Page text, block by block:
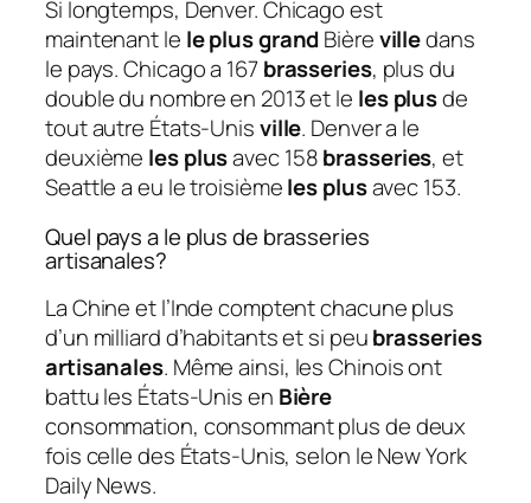
Si longtemps, Denver. Chicago est
maintenant le le plus grandBièrevilledans
le pays. Chicago a 167brasseries, plus du
double du nombre en 2013 et le les plusde
tout autre États-Unisville. Denver a le
deuxième les plusavec 158brasseries, et
Seattle a eu le troisièmeles plusavec 153.
Quel pays a le plus de brasseries
artisanales?
La Chine et l’Inde comptent chacune plus
d’un milliard d’habitants et si peubrasseries
artisanales. Même ainsi, les Chinois ont
battu les États-Unis en Bière
consommation, consommant plus de deux
fois celle des États-Unis, selon le New York
Daily News.